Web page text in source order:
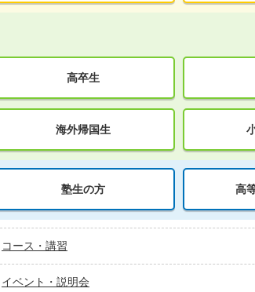
高卒生
海外帰国生
塾生の方 高
コース・講習
イベント・説明会